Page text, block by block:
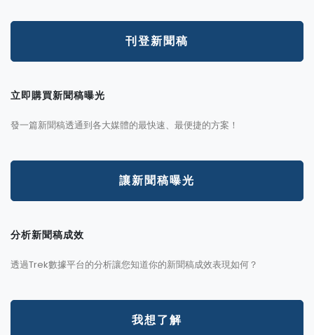
刊登新聞稿
立即購買新聞稿曝光
發一篇新聞稿透通到各大媒體的最快速、最便捷的方案！
讓新聞稿曝光
分析新聞稿成效
透過Trek數據平台的分析讓您知道你的新聞稿成效表現如何？
我想了解